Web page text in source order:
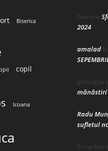
Biserica
copil
Icoana
Doina la
2024
amalad la
gheorghe
mănăstiri
Radu
sufletul
Crina